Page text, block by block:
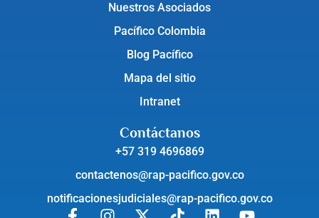
Nuestros Asociados
Pacífico Colombia
Blog Pacífico
Mapa del sitio
Intranet
Contáctanos
+57 319 4696869
contactenos@rap-pacifico.gov.co
notificacionesjudiciales@rap-pacifico.gov.co